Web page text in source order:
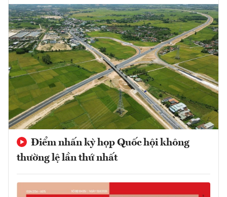
Điểm nhấn kỳ họp Quốc hội không
thường lệ lần thứ nhất